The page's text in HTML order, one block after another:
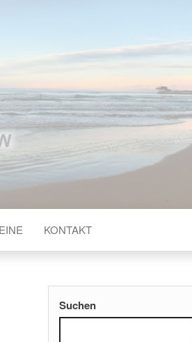
IN
KONTAKT
Suchen